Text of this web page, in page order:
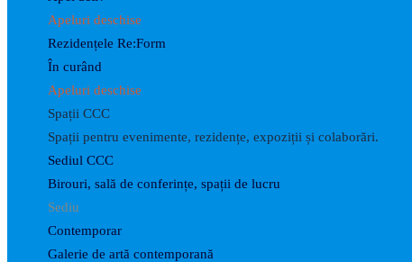
Apeluri deschise
Rezidențele Re:Form
În curând
Apeluri deschise
Spații CCC
Spații pentru evenimente, rezidențe, expoziții și colaborări.
Sediul CCC
Birouri, sală de conferințe, spații de lucru
Sediu
Contemporar
Galerie de artă contemporană